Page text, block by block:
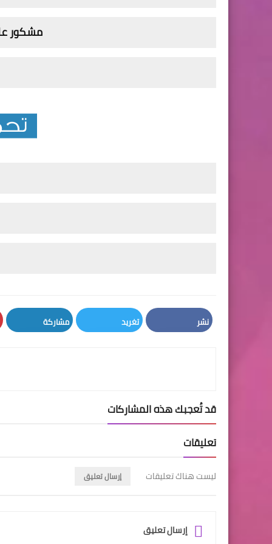
مشكور
نشر تغريد مشاركة
قد تُعجبك هذه المشاركات
تعليقات
ليست هناك تعليقات إرسال تعليق
إرسال تعليق